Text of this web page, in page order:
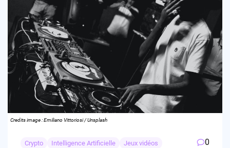
Credits image : Emiliano Vittoriosi / Unsplash
Crypto Intelligence Artificielle
Jeux vidéos
0